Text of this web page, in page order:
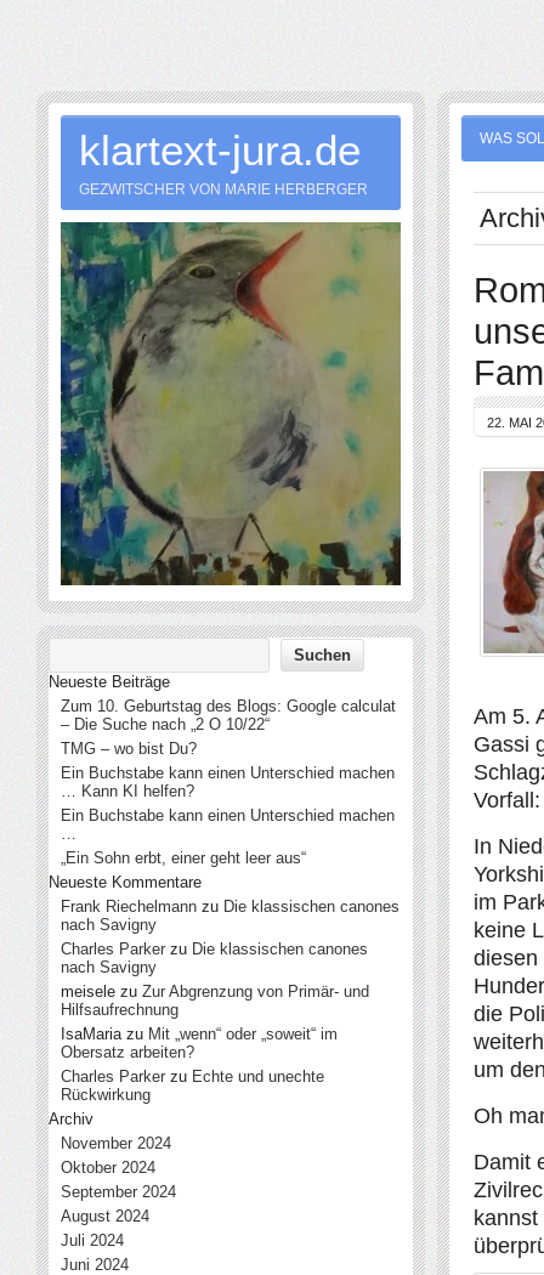
WAS
22. MAI
Am 5.
Gassi
Vorfall:
In
im
keine
diesen
die
um
Oh
Damit
klartext-jura.de
GEZWITSCHER VON MARIE HERBERGER
Neueste Beiträge
Zum 10. Geburtstag des Blogs: Google calculat
– Die Suche nach „2 O 10/22“
TMG – wo bist Du?
Ein Buchstabe kann einen Unterschied machen
… Kann KI helfen?
Ein Buchstabe kann einen Unterschied machen
…
„Ein Sohn erbt, einer geht leer aus“
Neueste Kommentare
Frank Riechelmann zu Die klassischen canones
nach Savigny
Charles Parker zu Die klassischen canones
nach Savigny
meisele zu Zur Abgrenzung von Primär- und
Hilfsaufrechnung
IsaMariazu Mit „wenn“ oder „soweit“ im
Obersatz arbeiten?
Charles Parker zu Echte und unechte
Rückwirkung
Archiv
November 2024
Oktober 2024
September 2024
August 2024
Juli 2024
Juni 2024